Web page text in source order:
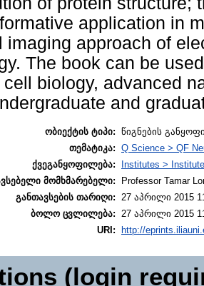
application in
imaging approach of
The book can be
cell biology, advanced
and
ობიექტის ტიპი: წიგნების
თემატიკა: Q Science > QF
ქვეგანყოფილება:
Institutes >
მომხმარებელი:
Professor Tamar
განთავსების თარიღი:
27 აპრილი 2015
ბოლო ცვლილება:
27 აპრილი 2015
URI:
http://
(login